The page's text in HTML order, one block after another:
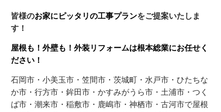
皆様のお家にピッタリの工事プランをご提案いたしま
す！
屋根も！外壁も！外装リフォームは根本総業にお任せく
ださい！
石岡市・小美玉市・笠間市・茨城町・水戸市・ひたちな
か市・行方市・鉾田市・かすみがうら市・土浦市・つく
ば市・潮来市・稲敷市・ 鹿嶋市・神栖市・古河市で屋根